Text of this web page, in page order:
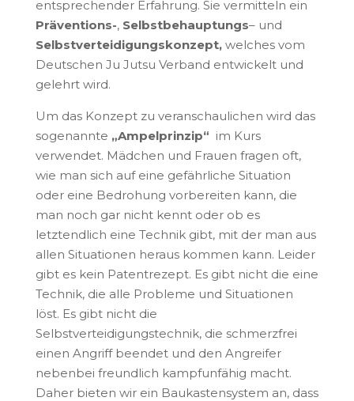
entsprechender Erfahrung. Sie vermitteln ein
Präventions-, Selbstbehauptungs– und
Selbstverteidigungskonzept,welches vom
Deutschen Ju Jutsu Verband entwickelt und
gelehrt wird.
Um das Konzept zu veranschaulichen wird das
sogenannte „Ampelprinzip“ im Kurs
verwendet. Mädchen und Frauen fragen oft,
wie man sich auf eine gefährliche Situation
oder eine Bedrohung vorbereiten kann, die
man noch gar nicht kennt oder ob es
letztendlich eine Technik gibt, mit der man aus
allen Situationen heraus kommen kann. Leider
gibt es kein Patentrezept. Es gibt nicht die eine
Technik, die alle Probleme und Situationen
löst. Es gibt nicht die
Selbstverteidigungstechnik, die schmerzfrei
einen Angriff beendet und den Angreifer
nebenbei freundlich kampfunfähig macht.
Daher bieten wir ein Baukastensystem an, dass